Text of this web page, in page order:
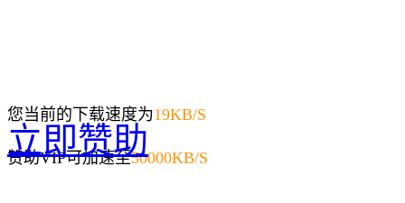
您当前的下载速度为19KB/S
赞助VIP可加速至50000KB/S
立即赞助